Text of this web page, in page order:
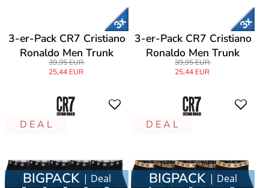
3-er-Pack CR7 Cristiano
Ronaldo Men Trunk
39,95 EUR
25,44 EUR
3-er-Pack CR7 Cristiano
Ronaldo Men Trunk
39,95 EUR
25,44 EUR
D E A L
BIGPACK | Deal
D E A L
BIGPACK | Deal